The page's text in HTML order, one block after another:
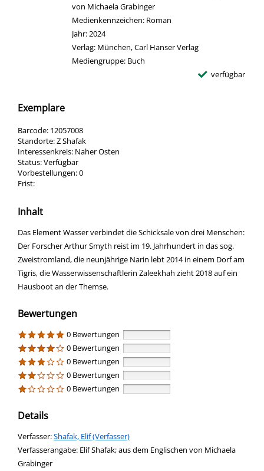
von Michaela Grabinger
Medienkennzeichen: Roman
Jahr:2024
Verlag: München, Carl Hanser Verlag
Mediengruppe: Buch
verfügbar
Exemplare
Barcode: 12057008
Standorte:Z Shafak
Interessenkreis: Naher Osten
Status:Verfügbar
Vorbestellungen:0
Frist:
Inhalt
Das Element Wasser verbindet die Schicksale von drei Menschen:
Der Forscher Arthur Smyth reist im 19. Jahrhundert in das sog.
Zweistromland, die neunjährige Narin lebt 2014 in einem Dorf am
Tigris, die Wasserwissenschaftlerin Zaleekhah zieht 2018 auf ein
Hausboot an der Themse.
Bewertungen
0 Bewertungen
0 Bewertungen
0 Bewertungen
0 Bewertungen
0 Bewertungen
Details
Verfasser:Suche nach diesem Verfasser
Shafak, Elif (Verfasser)
Verfasserangabe: Elif Shafak; aus dem Englischen von Michaela
Grabinger